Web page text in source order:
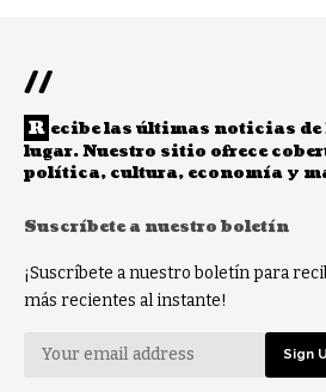
//
R ecibe las últimas noticias de
lugar. Nuestro sitio ofrece
política, cultura, economía y
Suscríbete a nuestro boletín
¡Suscríbete a nuestro boletín para
más recientes al instante!